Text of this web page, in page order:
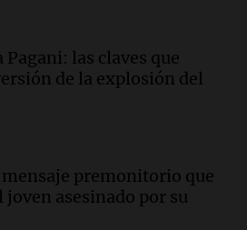
por Perú: "Nos decía
el milagro''"
del país, según informe
las claves que
de la explosión del
premonitorio que
asesinado por su